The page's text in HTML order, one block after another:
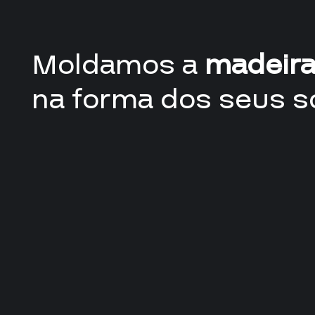
Moldamos a madeira
na forma dos seus